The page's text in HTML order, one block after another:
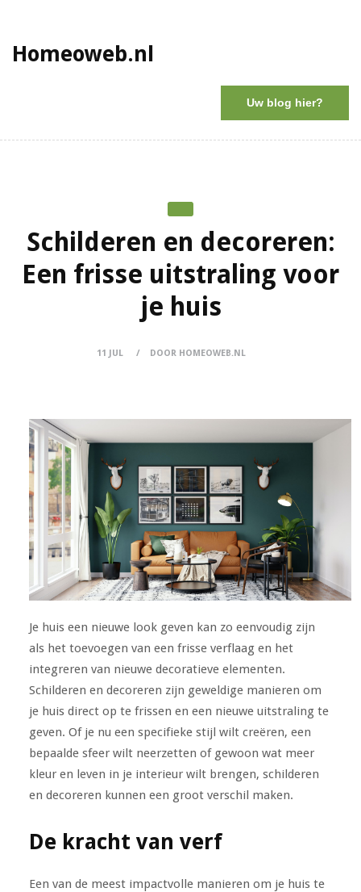
Homeoweb.nl
Uw blog hier?
Schilderen en decoreren:
Een frisse uitstraling voor
je huis
11 JUL DOOR HOMEOWEB.NL
Je huis een nieuwe look geven kan zo eenvoudig zijn
als het toevoegen van een frisse verflaag en het
integreren van nieuwe decoratieve elementen.
Schilderen en decoreren zijn geweldige manieren om
je huis direct op te frissen en een nieuwe uitstraling te
geven. Of je nu een specifieke stijl wilt creëren, een
bepaalde sfeer wilt neerzetten of gewoon wat meer
kleur en leven in je interieur wilt brengen, schilderen
en decoreren kunnen een groot verschil maken.
De kracht van verf
Een van de meest impactvolle manieren om je huis te